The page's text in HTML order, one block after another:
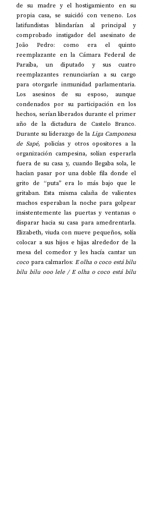
de su madre y el hostigamiento en su
propia casa, se suicidó con veneno. Los
latifundistas blindarían al principal y
comprobado instigador del asesinato de
João Pedro: como era el quinto
reemplazante en la Cámara Federal de
Paraíba, un diputado y sus cuatro
reemplazantes renunciarían a su cargo
para otorgarle inmunidad parlamentaria.
Los asesinos de su esposo, aunque
condenados por su participación en los
hechos, serían liberados durante el primer
año de la dictadura de Castelo Branco.
Durante su liderazgo de la Liga Camponesa
de Sapé, policías y otros opositores a la
organización campesina, solían esperarla
fuera de su casa y, cuando llegaba sola, le
hacían pasar por una doble fila donde el
grito de “puta” era lo más bajo que le
gritaban. Esta misma calaña de valientes
machos esperaban la noche para golpear
insistentemente las puertas y ventanas o
disparar hacia su casa para amedrentarla.
Elizabeth, viuda con nueve pequeños, solía
colocar a sus hijos e hijas alrededor de la
coco para calmarlos: E olha o coco está bilu
bilu bilu ooo lele / E olha o coco está bilu